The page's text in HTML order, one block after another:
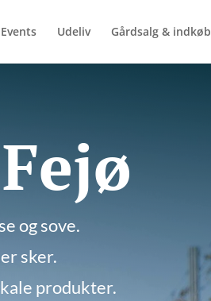
Events Udeliv Gårdsalg & indkøb
og sove.
sker.
produkter.